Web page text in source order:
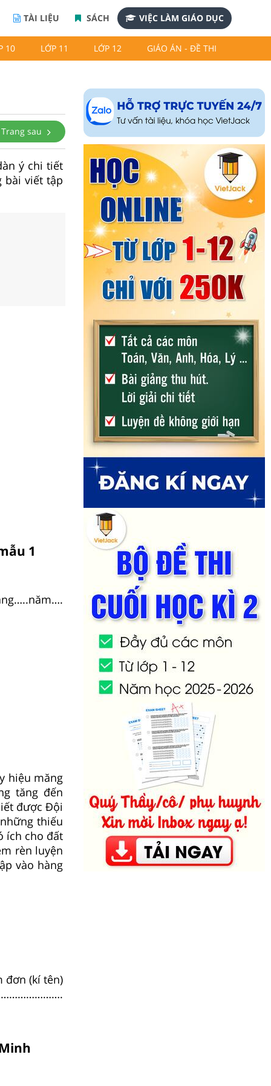
TÀI LIỆU SÁCH VIỆC LÀM GIÁO DỤC
10 LỚP 11 LỚP 12 GIÁO ÁN - ĐỀ THI
Trang sau
ý chi tiết
bài viết tập
1
hiệu măng
tăng đến
được Đội
thiếu
ích cho đất
rèn luyện
vào hàng
đơn (kí tên)